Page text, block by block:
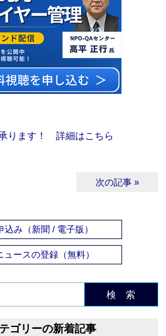
ります！ 詳細はこちら
次の記事 »
込み（新聞 / 電子版）
ュースの登録（無料）
検 索
ゴリーの新着記事